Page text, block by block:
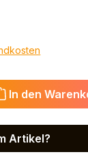
In den
Artikel?